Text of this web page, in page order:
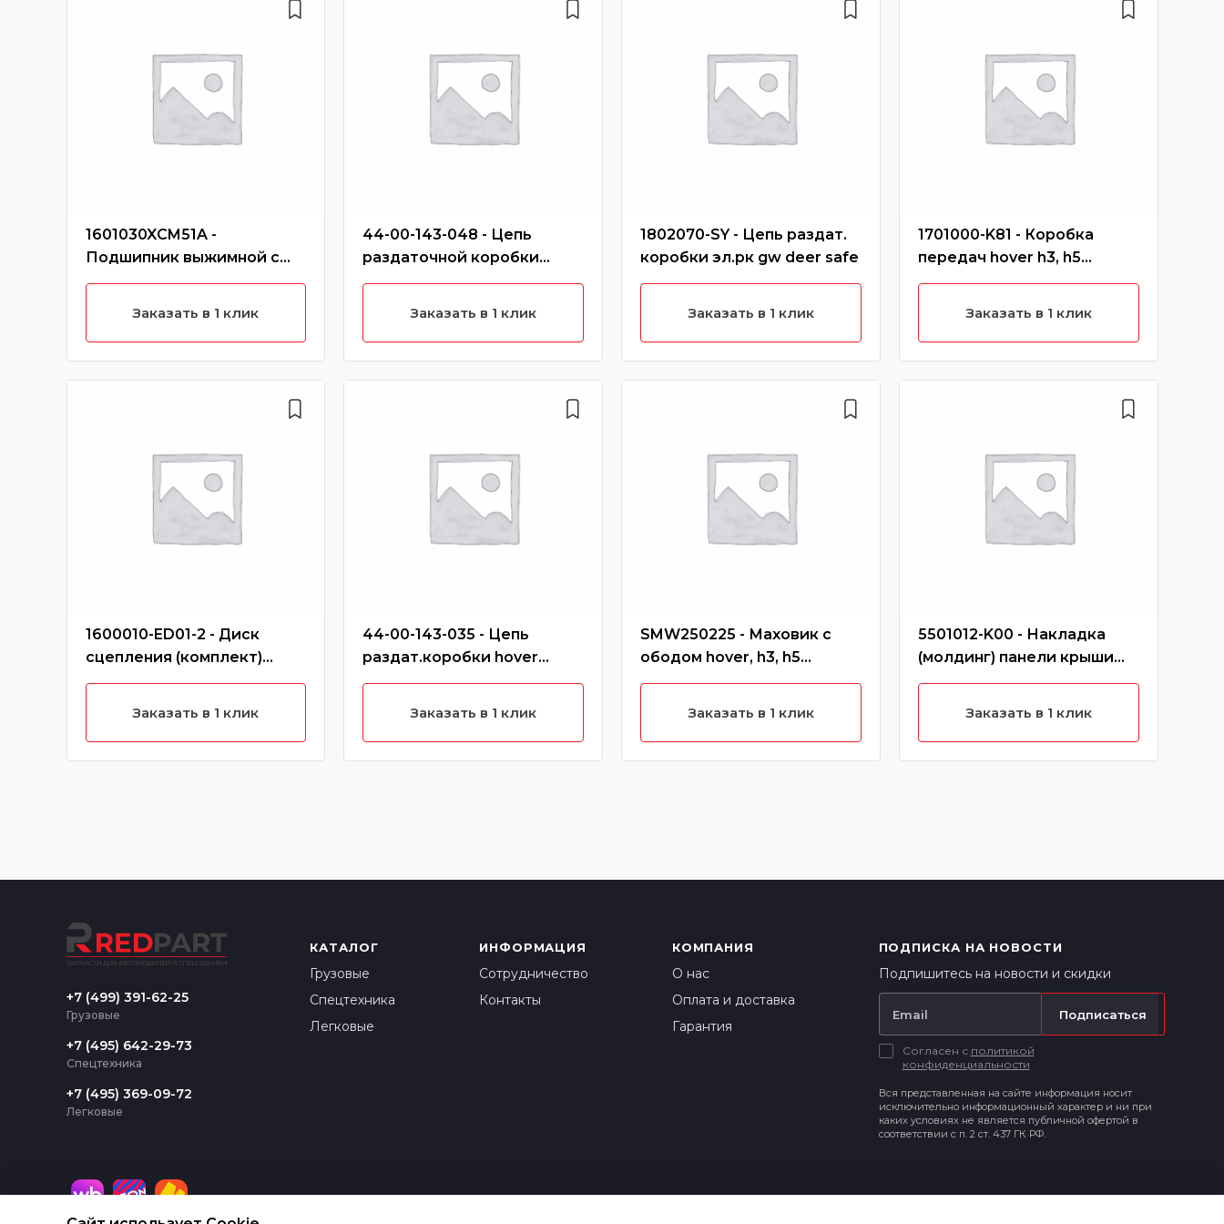
1601030XCM51A -
Подшипник выжимной с
муфтой hover h6 (дизель)
Заказать в 1 клик
1600010-ED01-2 - Диск
сцепления (комплект)
ведомый,нажимной hover
Заказать в 1 клик
44-00-143-048 - Цепь
раздаточной коробки
hover h3 new, h5 (бензин)
Заказать в 1 клик
44-00-143-035 - Цепь
раздат.коробки hover
(дизель), safe
Заказать в 1 клик
1802070-SY - Цепь раздат.
коробки эл.рк gw deer safe
Заказать в 1 клик
SMW250225 - Маховик с
ободом hover, h3, h5
(бензин)
Заказать в 1 клик
1701000-K81 - Коробка
передач hover h3, h5
(новый салон)
Заказать в 1 клик
5501012-K00 - Накладка
(молдинг) панели крыши
правый короткий hover
Заказать в 1 клик
+7 (499) 391-62-25
Грузовые
+7 (495) 642-29-73
Спецтехника
+7 (495) 369-09-72
Легковые
КАТАЛОГ
Грузовые
Спецтехника
Легковые
ИНФОРМАЦИЯ
Сотрудничество
Контакты
КОМПАНИЯ
О нас
Оплата и доставка
Гарантия
ПОДПИСКА НА НОВОСТИ
Подпишитесь на новости и скидки
Подписаться
Согласен с политикой
конфиденциальности
Вся представленная на сайте информация носит
исключительно информационный характер и ни при
каких условиях не является публичной офертой в
соответствии с п. 2 ст. 437 ГК РФ.